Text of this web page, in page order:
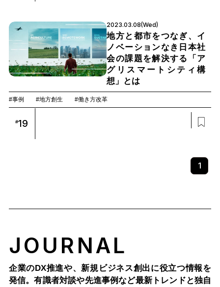
2023.03.08(Wed)
地方と都市をつなぎ、イ
ノベーションなき日本社
会の課題を解決する「ア
グリスマートシティ構
想」とは
#事例 #地方創生 #働き方改革
#19
1
JOURNAL
企業のDX推進や、新規ビジネス創出に役立つ情報を
発信。有識者対談や先進事例など最新トレンドと独自